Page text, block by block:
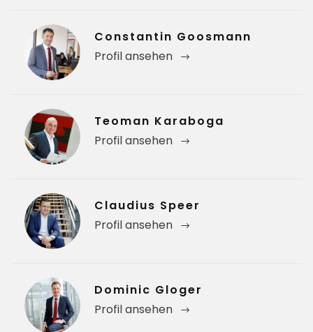
Constantin Goosmann
Profil ansehen
Teoman Karaboga
Profil ansehen
Claudius Speer
Profil ansehen
Dominic Gloger
Profil ansehen